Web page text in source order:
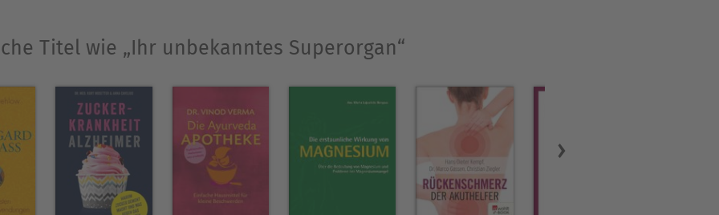
Titel wie „Ihr unbekanntes Superorgan“